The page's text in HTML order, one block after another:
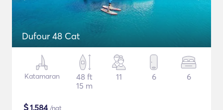
Dufour 48 Cat
Katamaran
48 ft
15 m
11 6 6
$1,584/nat